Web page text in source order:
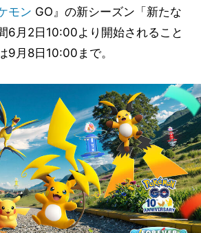
モン GO』の新シーズン「新たな
6月2日10:00より開始されること
9月8日10:00まで。